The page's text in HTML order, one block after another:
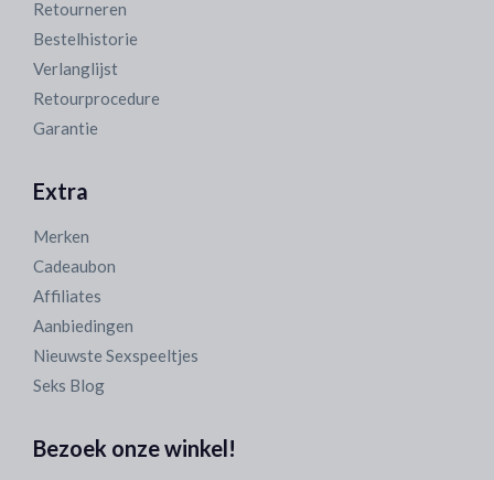
Retourneren
Bestelhistorie
Verlanglijst
Retourprocedure
Garantie
Extra
Merken
Cadeaubon
Affiliates
Aanbiedingen
Nieuwste Sexspeeltjes
Seks Blog
Bezoek onze winkel!